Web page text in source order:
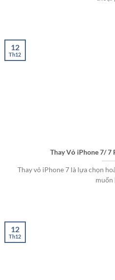
Thay Vỏ iPhone 7/ 7
Thay vỏ iPhone 7 là lựa chọn
muốn
12
Th12
12
Th12